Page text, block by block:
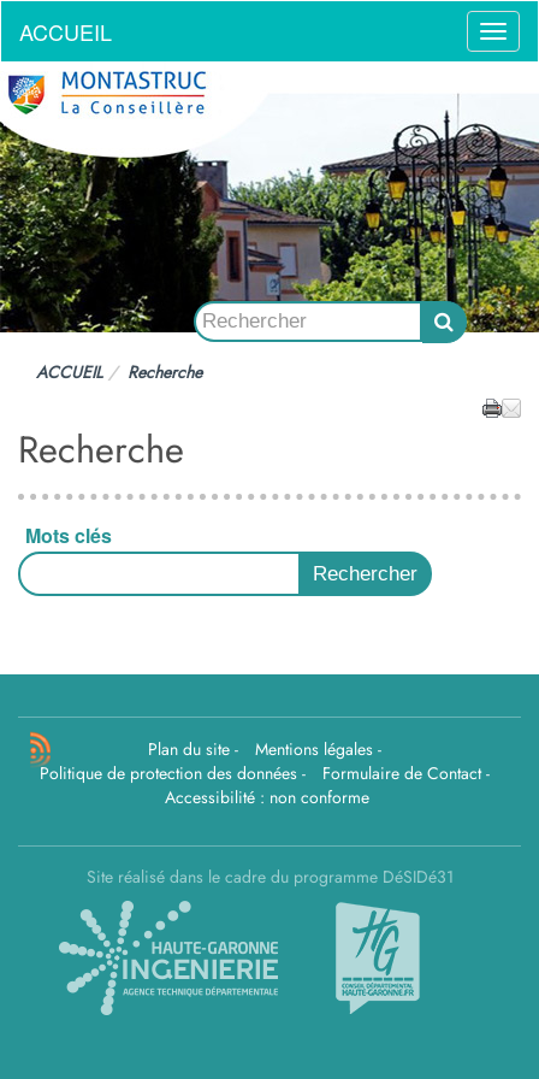
Menu
ACCUEIL
ACCUEIL Recherche
Recherche
Mots clés
Plan du site- Mentions légales-
Politique de protection des données- Formulaire de Contact-
Accessibilité : non conforme
Site réalisé dans le cadre du programme DéSIDé31